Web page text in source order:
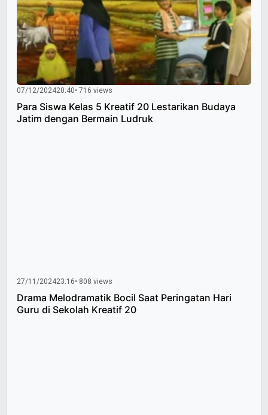
07/12/202420:40• 716 views
Para Siswa Kelas 5 Kreatif 20 Lestarikan Budaya
Jatim dengan Bermain Ludruk
27/11/202423:16• 808 views
Drama Melodramatik Bocil Saat Peringatan Hari
Guru di Sekolah Kreatif 20